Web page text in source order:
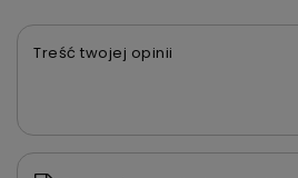
Treść twojej opinii